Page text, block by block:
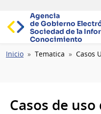
Agencia
de Gobierno
Sociedad de la
Conocimiento
Ruta
Inicio Tematica Casos
Casos de